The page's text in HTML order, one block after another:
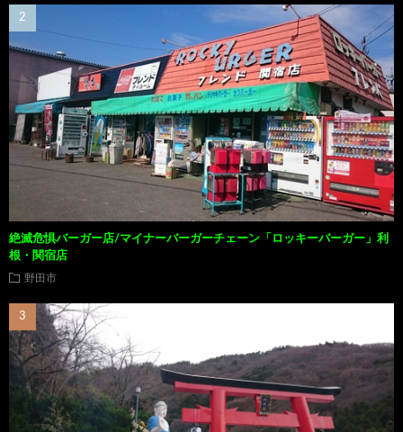
絶滅危惧バーガー店/マイナーバーガーチェーン「ロッキーバーガー」利
根・関宿店
野田市